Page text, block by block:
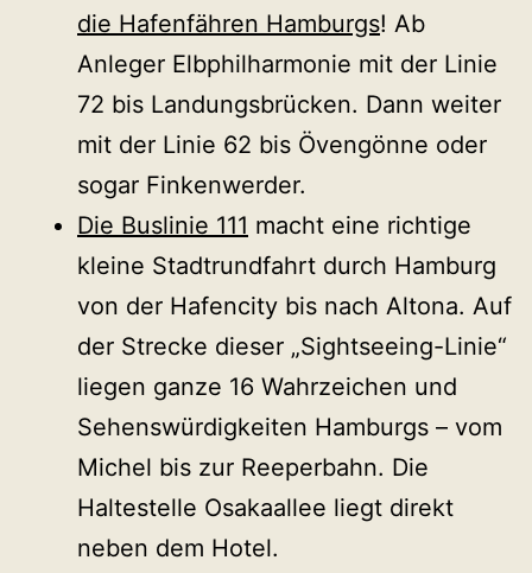
die Hafenfähren Hamburgs! Ab
Anleger Elbphilharmonie mit der Linie
72 bis Landungsbrücken. Dann weiter
mit der Linie 62 bis Övengönne oder
sogar Finkenwerder.
Die Buslinie 111 macht eine richtige
kleine Stadtrundfahrt durch Hamburg
von der Hafencity bis nach Altona. Auf
der Strecke dieser „Sightseeing-Linie“
liegen ganze 16 Wahrzeichen und
Sehenswürdigkeiten Hamburgs – vom
Michel bis zur Reeperbahn. Die
Haltestelle Osakaallee liegt direkt
neben dem Hotel.